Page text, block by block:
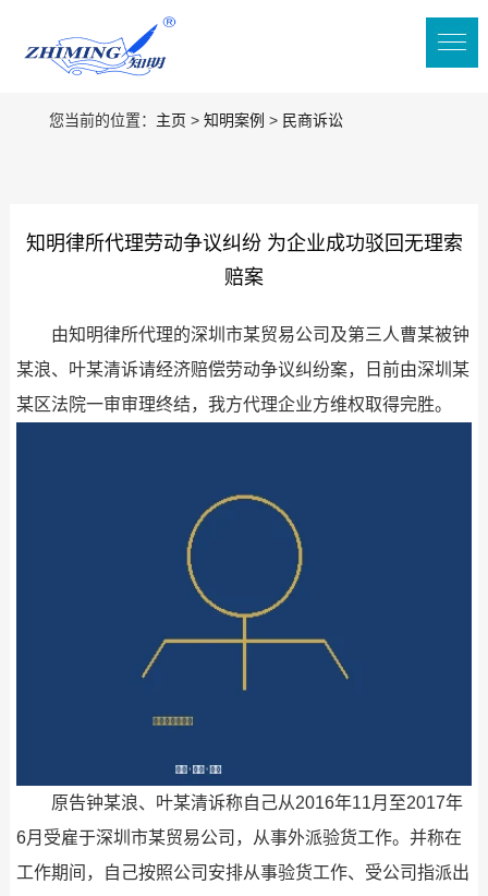
您当前的位置： 主页 > 知明案例 > 民商诉讼
知明律所代理劳动争议纠纷 为企业成功驳回无理索
赔案
由知明律所代理的深圳市某贸易公司及第三人曹某被钟
某浪、叶某清诉请经济赔偿劳动争议纠纷案，日前由深圳某
某区法院一审审理终结，我方代理企业方维权取得完胜。
原告钟某浪、叶某清诉称自己从2016年11月至2017年
6月受雇于深圳市某贸易公司，从事外派验货工作。并称在
工作期间，自己按照公司安排从事验货工作、受公司指派出